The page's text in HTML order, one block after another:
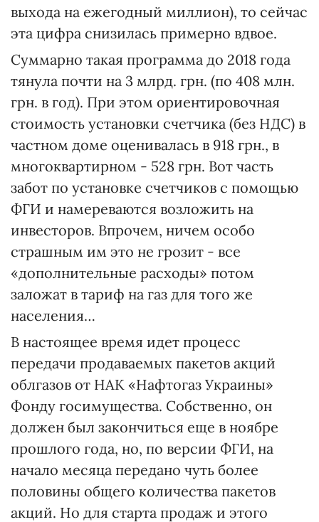
выхода на ежегодный миллион), то сейчас
эта цифра снизилась примерно вдвое.
Суммарно такая программа до 2018 года
тянула почти на 3 млрд. грн. (по 408 млн.
грн. в год). При этом ориентировочная
стоимость установки счетчика (без НДС) в
частном доме оценивалась в 918 грн., в
многоквартирном - 528 грн. Вот часть
забот по установке счетчиков с помощью
ФГИ и намереваются возложить на
инвесторов. Впрочем, ничем особо
страшным им это не грозит - все
«дополнительные расходы» потом
заложат в тариф на газ для того же
населения…
В настоящее время идет процесс
передачи продаваемых пакетов акций
облгазов от НАК «Нафтогаз Украины»
Фонду госимущества. Собственно, он
должен был закончиться еще в ноябре
прошлого года, но, по версии ФГИ, на
начало месяца передано чуть более
половины общего количества пакетов
акций. Но для старта продаж и этого